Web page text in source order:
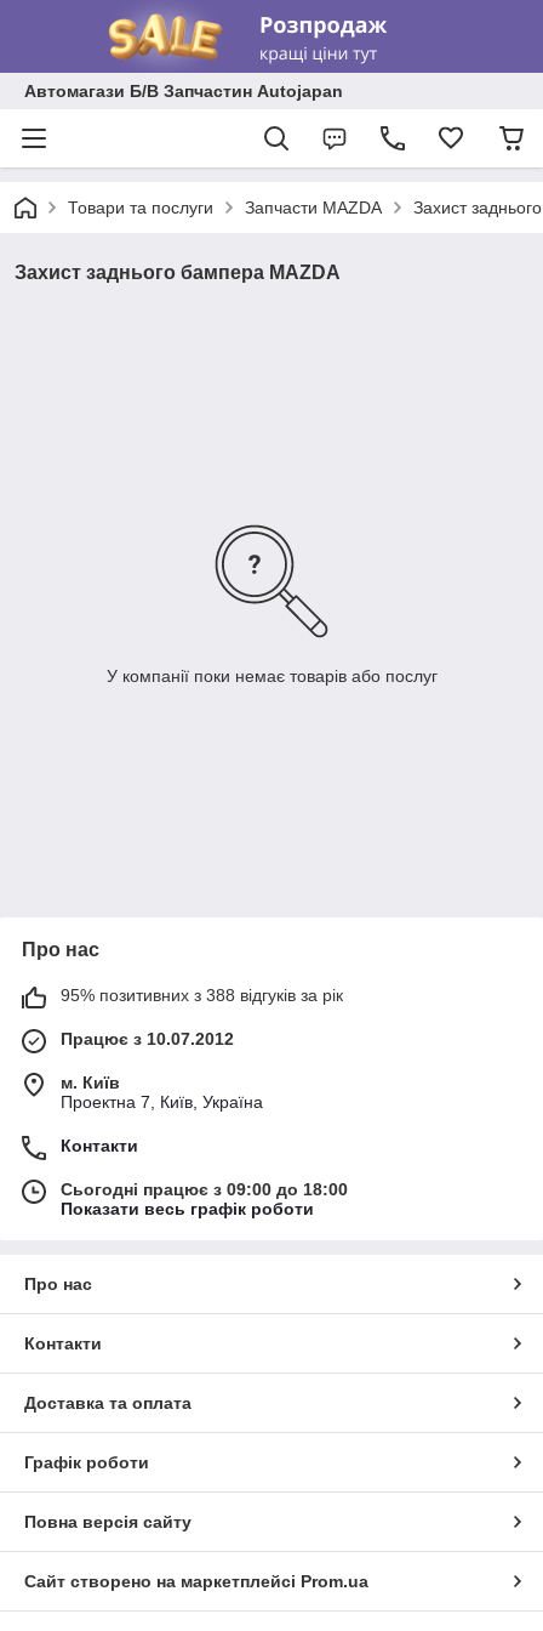
Автомагази Б/В Запчастин Autojapan
Товари та послуги Запчасти MAZDA Захист
Захист заднього бампера MAZDA
У компанії поки немає товарів або послуг
Про нас
95% позитивних з 388 відгуків за рік
Працює з 10.07.2012
м. Київ
Проектна 7, Київ, Україна
Контакти
Сьогодні працює з 09:00 до 18:00
Показати весь графік роботи
Про нас
Контакти
Доставка та оплата
Графік роботи
Повна версія сайту
Сайт створено на маркетплейсі Prom.ua